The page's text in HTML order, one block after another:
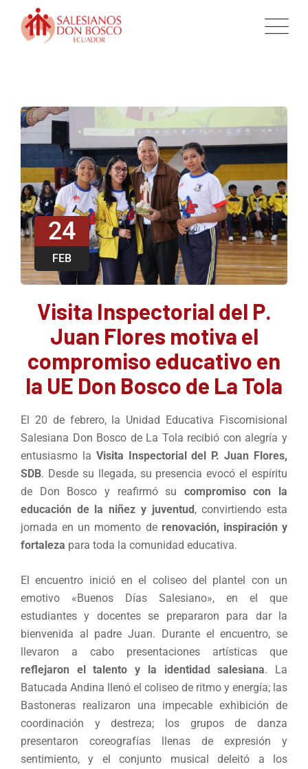
24
FEB
Visita Inspectorial del P.
Juan Flores motiva el
compromiso educativo en
la UE Don Bosco de La Tola
El 20 de febrero, la Unidad Educativa Fiscomisional
Salesiana Don Bosco de La Tola recibió con alegría y
entusiasmo la Visita Inspectorial del P. Juan Flores,
SDB. Desde su llegada, su presencia evocó el espíritu
de Don Bosco y reafirmó su compromiso con la
educación de la niñez y juventud, convirtiendo esta
jornada en un momento de renovación, inspiración y
fortaleza para toda la comunidad educativa.
El encuentro inició en el coliseo del plantel con un
emotivo «Buenos Días Salesiano», en el que
estudiantes y docentes se prepararon para dar la
bienvenida al padre Juan. Durante el encuentro, se
llevaron a cabo presentaciones artísticas que
reflejaron el talento y la identidad salesiana. La
Batucada Andina llenó el coliseo de ritmo y energía; las
Bastoneras realizaron una impecable exhibición de
coordinación y destreza; los grupos de danza
presentaron coreografías llenas de expresión y
sentimiento, y el conjunto musical deleitó a los